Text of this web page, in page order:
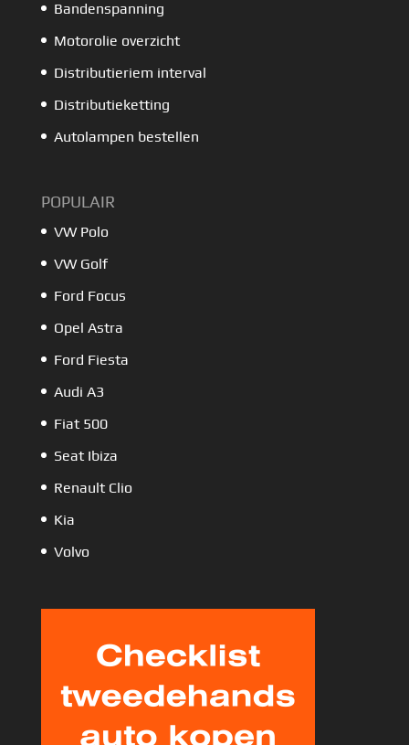
Bandenspanning
Motorolie overzicht
Distributieriem interval
Distributieketting
Autolampen bestellen
POPULAIR
VW Polo
VW Golf
Ford Focus
Opel Astra
Ford Fiesta
Audi A3
Fiat 500
Seat Ibiza
Renault Clio
Kia
Volvo